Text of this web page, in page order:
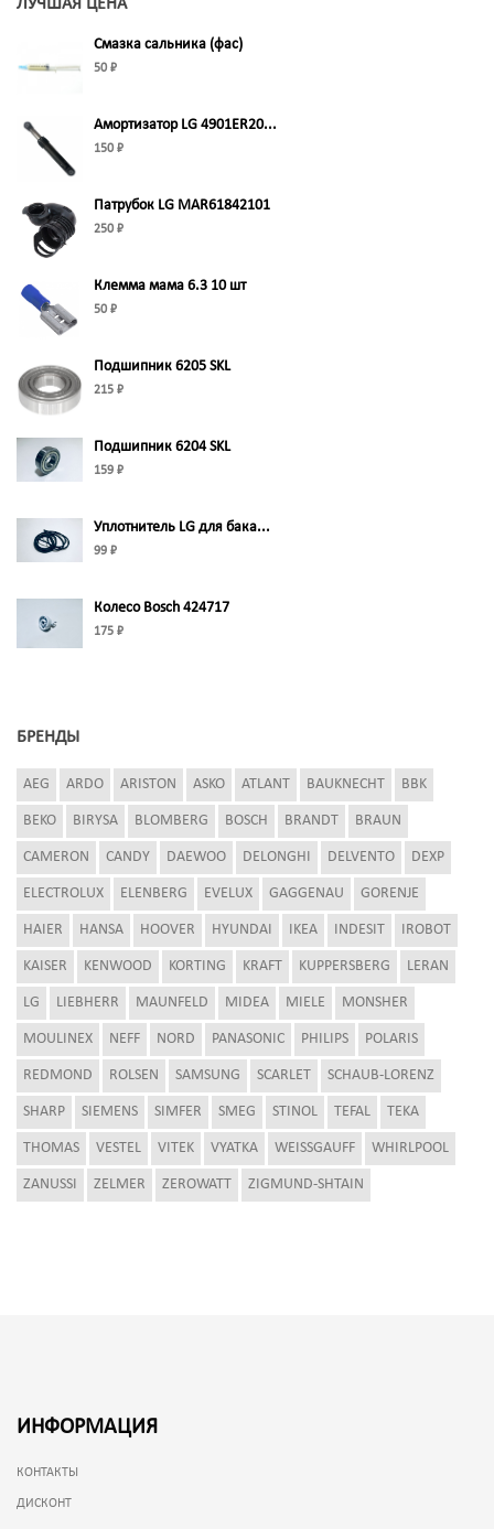
ЛУЧШАЯ ЦЕНА
Смазка сальника (фас)
50 ₽
Амортизатор LG 4901ER20...
150 ₽
Патрубок LG MAR61842101
250 ₽
Клемма мама 6.3 10 шт
50 ₽
Подшипник 6205 SKL
215 ₽
Подшипник 6204 SKL
159 ₽
Уплотнитель LG для бака...
99 ₽
Колесо Bosch 424717
175 ₽
БРЕНДЫ
AEG ARDO ARISTON ASKO ATLANT BAUKNECHT BBK
BEKO BIRYSA BLOMBERG BOSCH BRANDT BRAUN
CAMERON CANDY DAEWOO DELONGHI DELVENTO DEXP
ELECTROLUX ELENBERG EVELUX GAGGENAU GORENJE
HAIER HANSA HOOVER HYUNDAI IKEA INDESIT IROBOT
KAISER KENWOOD KORTING KRAFT KUPPERSBERG LERAN
LG LIEBHERR MAUNFELD MIDEA MIELE MONSHER
MOULINEX NEFF NORD PANASONIC PHILIPS POLARIS
REDMOND ROLSEN SAMSUNG SCARLET SCHAUB-LORENZ
SHARP SIEMENS SIMFER SMEG STINOL TEFAL TEKA
THOMAS VESTEL VITEK VYATKA WEISSGAUFF WHIRLPOOL
ZANUSSI ZELMER ZEROWATT ZIGMUND-SHTAIN
ИНФОРМАЦИЯ
КОНТАКТЫ
ДИСКОНТ